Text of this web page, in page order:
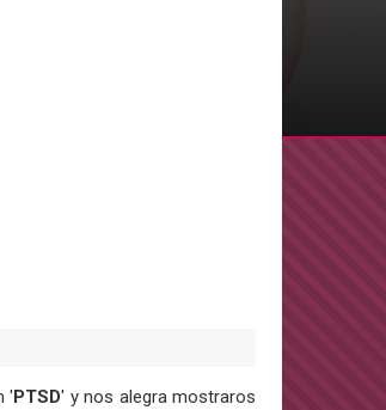
'PTSD' y nos alegra mostraros